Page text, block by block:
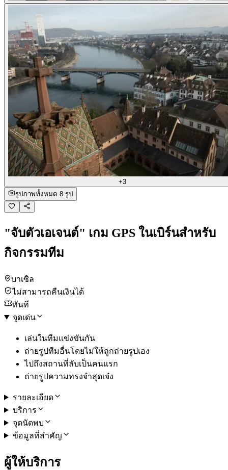
+3
รูปภาพทั้งหมด 8 รูป
"จับตัวเอเจนต์" เกม GPS ในเบิร์นสำหรับ
กิจกรรมทีม
บาเซิล
ไม่สามารถคืนเงินได้
ทันที
จุดเด่น
เล่นในทีมแข่งขันกัน
ถ่ายรูปทีมอื่นโดยไม่ให้ถูกถ่ายรูปเอง
ไปถึงสถานที่ลับเป็นคนแรก
ถ่ายรูปความทรงจำสุดเจ๋ง
รายละเอียด
บริการ
จุดนัดพบ
ข้อมูลที่สำคัญ
ผู้ให้บริการ